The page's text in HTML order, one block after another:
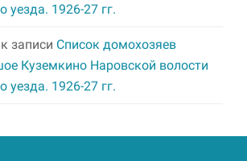
уезда. 1926-27 гг.
к записи Список домохозяев
Куземкино Наровской волости
уезда. 1926-27 гг.